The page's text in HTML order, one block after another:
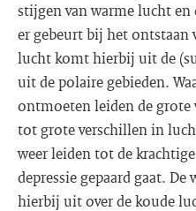
stijgen van warme lucht
er gebeurt bij het ontstaan
lucht komt hierbij uit de
uit de polaire gebieden.
ontmoeten leiden de
tot grote verschillen in
weer leiden tot de
depressie gepaard gaat.
hierbij uit over de koude